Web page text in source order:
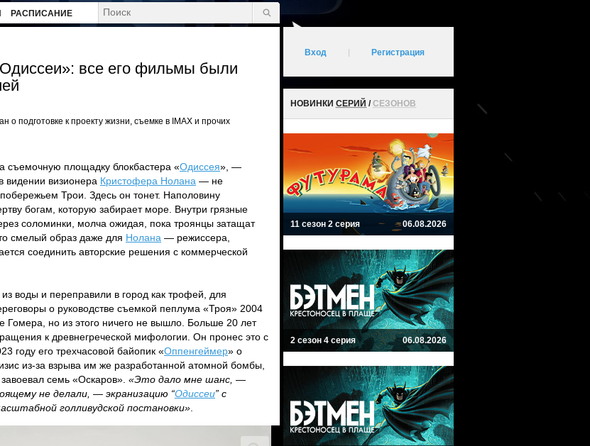
РАСПИСАНИЕ
все его фильмы были
о подготовке к проекту жизни, съемке в IMAX и прочих
съемочную площадку блокбастера «Одиссея», —
видении визионера Кристофера Нолана — не
Трои. Здесь он тонет. Наполовину
богам, которую забирает море. Внутри грязные
соломинки, молча ожидая, пока троянцы затащат
смелый образ даже для Нолана — режиссера,
соединить авторские решения с коммерческой
воды и переправили в город как трофей, для
о руководстве съемкой пеплума «Троя» 2004
Гомера, но из этого ничего не вышло. Больше 20 лет
к древнегреческой мифологии. Он пронес это с
году его трехчасовой байопик «Оппенгеймер» о
из-за взрыва им же разработанной атомной бомбы,
семь «Оскаров». «Это дало мне шанс, —
не делали, — экранизацию “Одиссеи” с
голливудской постановки»
Вход Регистрация
НОВИНКИ СЕРИЙ /СЕЗОНОВ
11 сезон 2 серия 06.08.2026
2 сезон 4 серия 06.08.2026